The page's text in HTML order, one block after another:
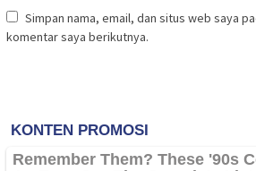
Simpan nama, email, dan situs web saya
komentar saya berikutnya.